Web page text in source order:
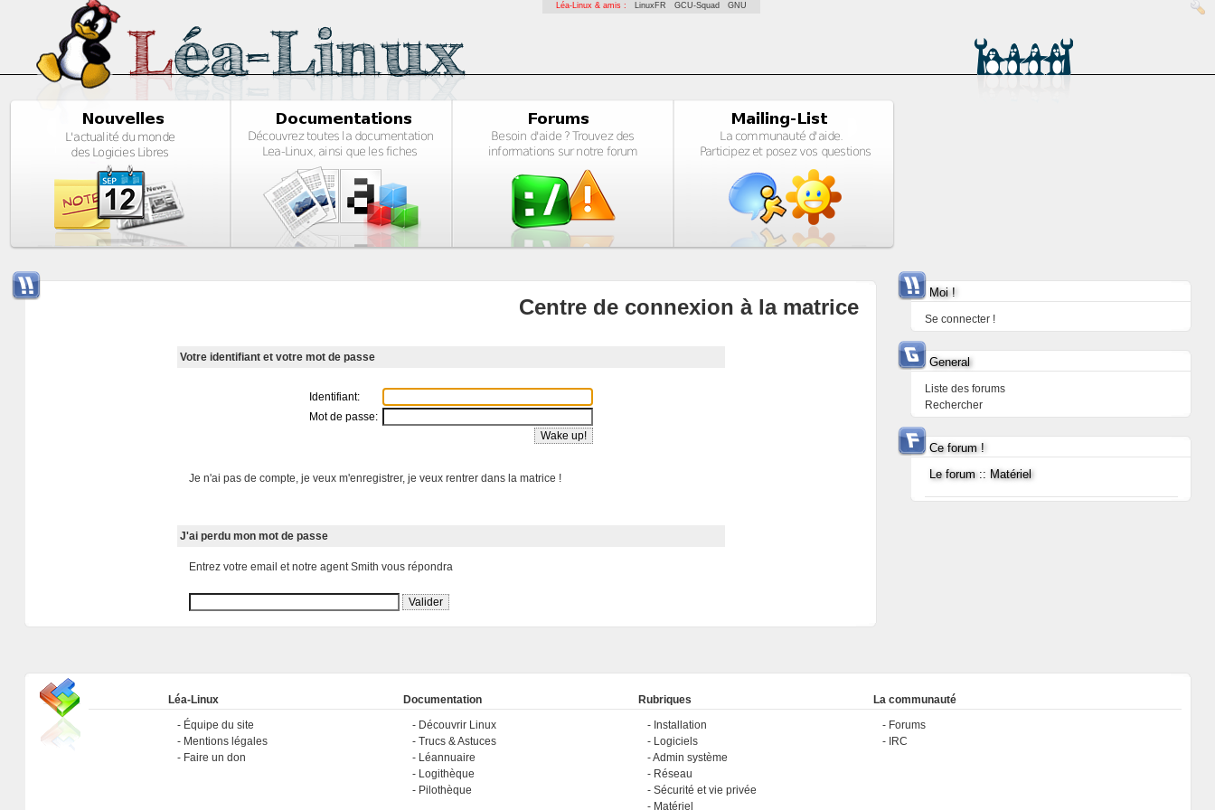
Léa-Linux & amis : LinuxFR GCU-Squad GNU
Centre de connexion à la matrice
Votre identifiant et votre mot de passe
Identifiant:
Mot de passe:
Je n'ai pas de compte, je veux m'enregistrer, je veux rentrer dans la matrice !
J'ai perdu mon mot de passe
Entrez votre email et notre agent Smith vous répondra
Moi !
Se connecter !
General
Liste des forums
Rechercher
Ce forum !
Le forum :: Matériel
Léa-Linux
Équipe du site
Mentions légales
Faire un don
Documentation
Découvrir Linux
Trucs & Astuces
Léannuaire
Logithèque
Pilothèque
Rubriques
Installation
Logiciels
Admin système
Réseau
Sécurité et vie privée
Matériel
La communauté
Forums
IRC